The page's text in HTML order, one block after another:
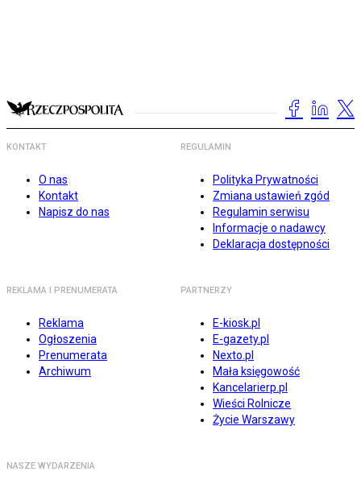
KONTAKT
O nas
Kontakt
Napisz do nas
REGULAMIN
Polityka Prywatności
Zmiana ustawień zgód
Regulamin serwisu
Informacje o nadawcy
Deklaracja dostępności
REKLAMA I PRENUMERATA
Reklama
Ogłoszenia
Prenumerata
Archiwum
PARTNERZY
E-kiosk.pl
E-gazety.pl
Nexto.pl
Mała księgowość
Kancelarierp.pl
Wieści Rolnicze
Życie Warszawy
NASZE WYDARZENIA